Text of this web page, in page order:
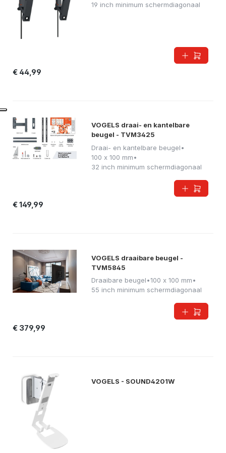
19 inch minimum schermdiagonaal
€ 44,99
VOGELS draai- en kantelbare
beugel - TVM3425
Draai- en kantelbare beugel•
100 x 100 mm•
32 inch minimum schermdiagonaal
€ 149,99
VOGELS draaibare beugel -
TVM5845
Draaibare beugel•100 x 100 mm•
55 inch minimum schermdiagonaal
€ 379,99
VOGELS - SOUND4201W